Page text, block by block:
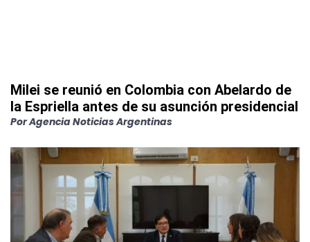
Milei se reunió en Colombia con Abelardo de
la Espriella antes de su asunción presidencial
PorAgencia Noticias Argentinas